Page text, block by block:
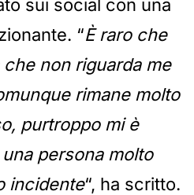
sui social con una
“È raro che
non riguarda me
rimane molto
purtroppo mi è
persona molto
incidente“, ha scritto.